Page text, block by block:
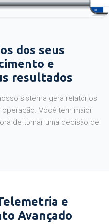
dos seus
e
resultados
sistema gera relatórios
operação. Você tem maior
de tomar uma decisão de
e
Avançado